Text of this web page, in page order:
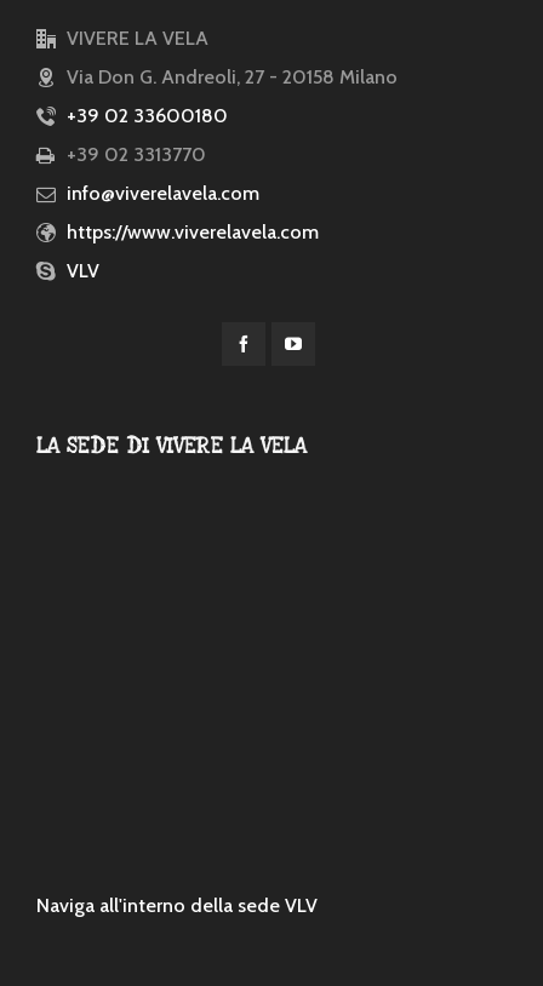
VIVERE LA VELA
Via Don G. Andreoli, 27 - 20158 Milano
+39 02 33600180
+39 02 3313770
info@viverelavela.com
https://www.viverelavela.com
VLV
LA SEDE DI VIVERE LA VELA
Naviga all'interno della sede VLV